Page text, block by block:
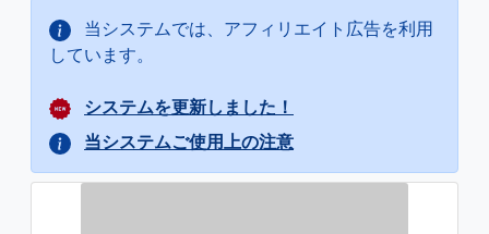
当システムでは、アフィリエイト広告を利用
しています。
システムを更新しました！
当システムご使用上の注意